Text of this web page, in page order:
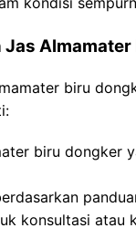
biru
biru dongker
konsultasi atau